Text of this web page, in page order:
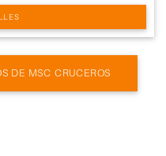
DE MSC CRUCEROS